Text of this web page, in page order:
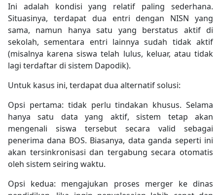
Ini adalah kondisi yang relatif paling sederhana.
Situasinya, terdapat dua entri dengan NISN yang
sama, namun hanya satu yang berstatus aktif di
sekolah, sementara entri lainnya sudah tidak aktif
(misalnya karena siswa telah lulus, keluar, atau tidak
lagi terdaftar di sistem Dapodik).
Untuk kasus ini, terdapat dua alternatif solusi:
Opsi pertama: tidak perlu tindakan khusus. Selama
hanya satu data yang aktif, sistem tetap akan
mengenali siswa tersebut secara valid sebagai
penerima dana BOS. Biasanya, data ganda seperti ini
akan tersinkronisasi dan tergabung secara otomatis
oleh sistem seiring waktu.
Opsi kedua: mengajukan proses merger ke dinas